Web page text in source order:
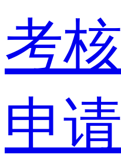
考核
申请